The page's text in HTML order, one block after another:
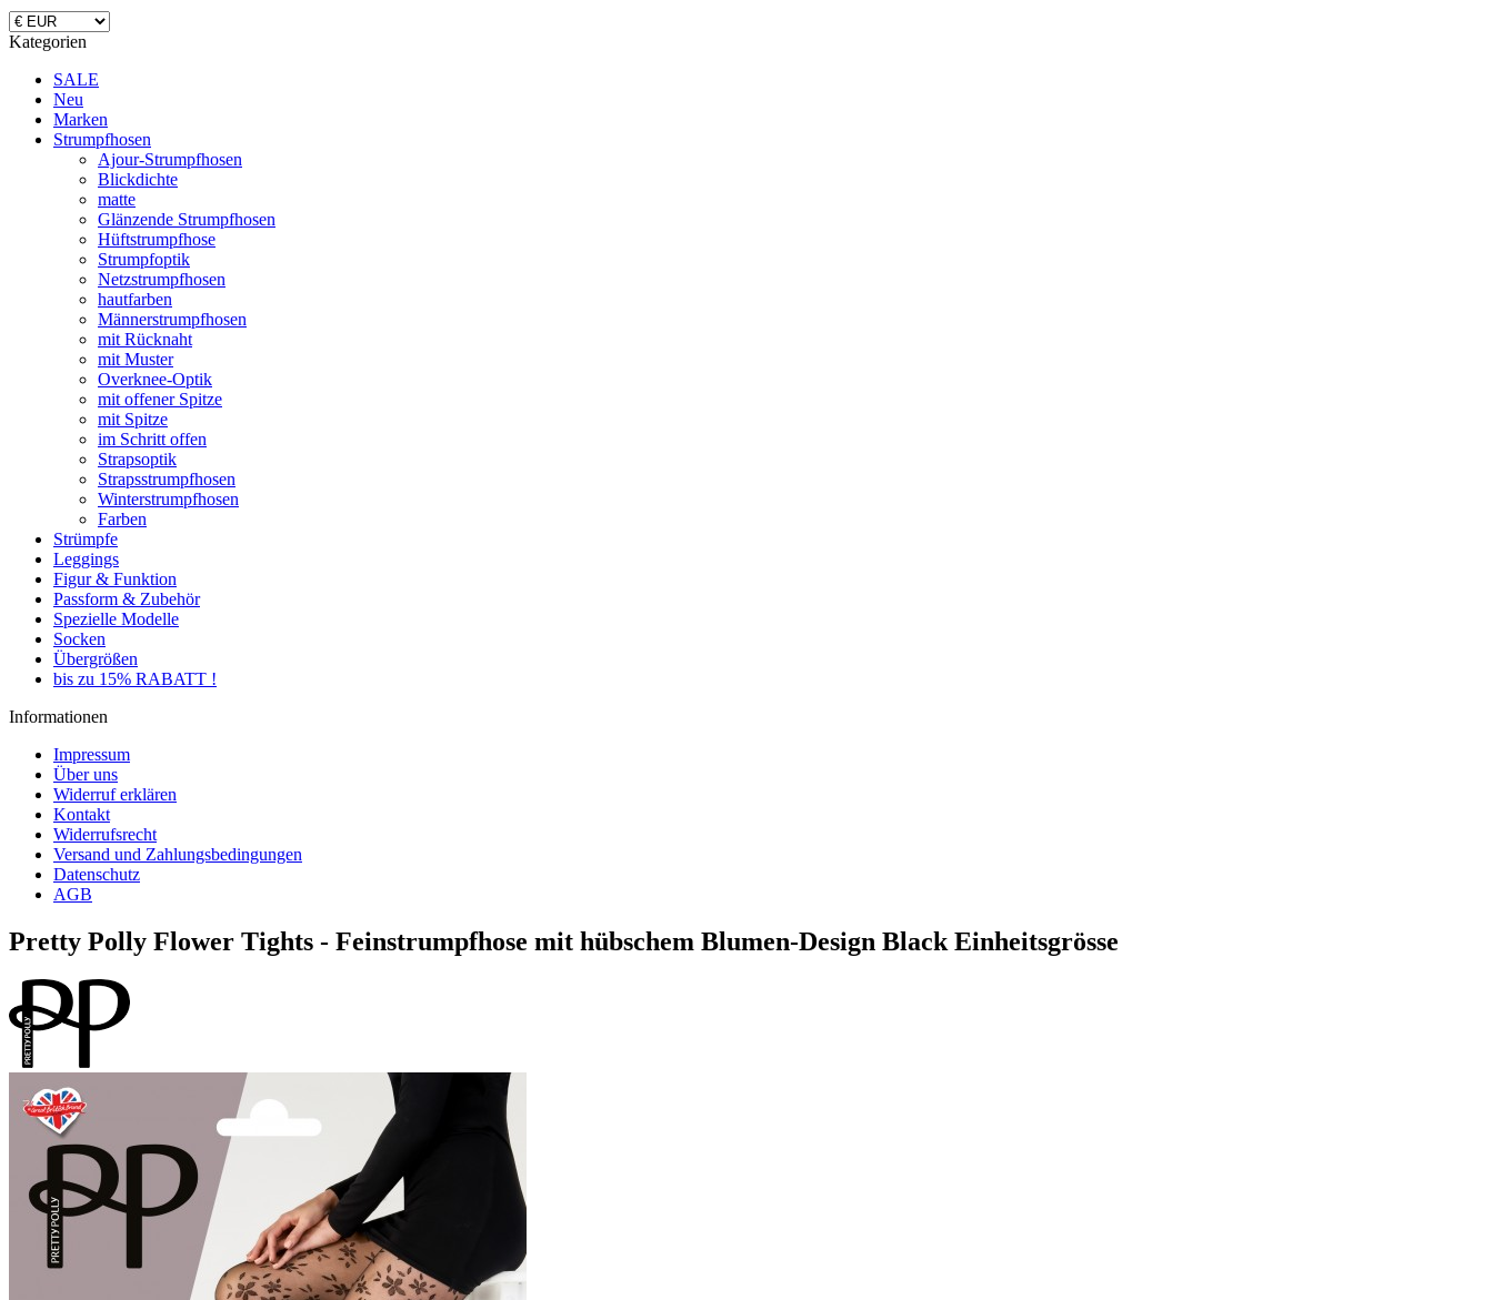
Kategorien
SALE
Neu
Marken
Strumpfhosen
Ajour-Strumpfhosen
Blickdichte
matte
Glänzende Strumpfhosen
Hüftstrumpfhose
Strumpfoptik
Netzstrumpfhosen
hautfarben
Männerstrumpfhosen
mit Rücknaht
mit Muster
Overknee-Optik
mit offener Spitze
mit Spitze
im Schritt offen
Strapsoptik
Strapsstrumpfhosen
Winterstrumpfhosen
Farben
Strümpfe
Leggings
Figur & Funktion
Passform & Zubehör
Spezielle Modelle
Socken
Übergrößen
bis zu 15% RABATT !
Informationen
Impressum
Über uns
Widerruf erklären
Kontakt
Widerrufsrecht
Versand und Zahlungsbedingungen
Datenschutz
AGB
Pretty Polly Flower Tights - Feinstrumpfhose mit hübschem Blumen-Design Black Einheitsgrösse